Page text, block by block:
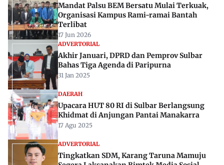
Mandat Palsu BEM Bersatu Mulai Terkuak,
Organisasi Kampus Rami-ramai Bantah
Terlibat
17 Jun 2026
ADVERTORIAL
Akhir Januari, DPRD dan Pemprov Sulbar
Bahas Tiga Agenda di Paripurna
31 Jan 2025
DAERAH
Upacara HUT 80 RI di Sulbar Berlangsung
Khidmat di Anjungan Pantai Manakarra
17 Agu 2025
ADVERTORIAL
Tingkatkan SDM, Karang Taruna Mamuju